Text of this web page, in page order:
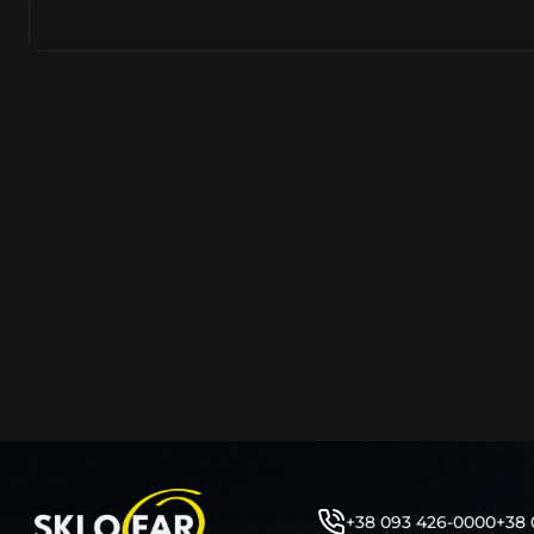
із дотриманням заводських параметрів – насамперед
автомобільної фари. Оскільки тріщини на ньому,
отвори, зазори між герметиком тощо – всі ці фактори
+38 093 426-0000+38